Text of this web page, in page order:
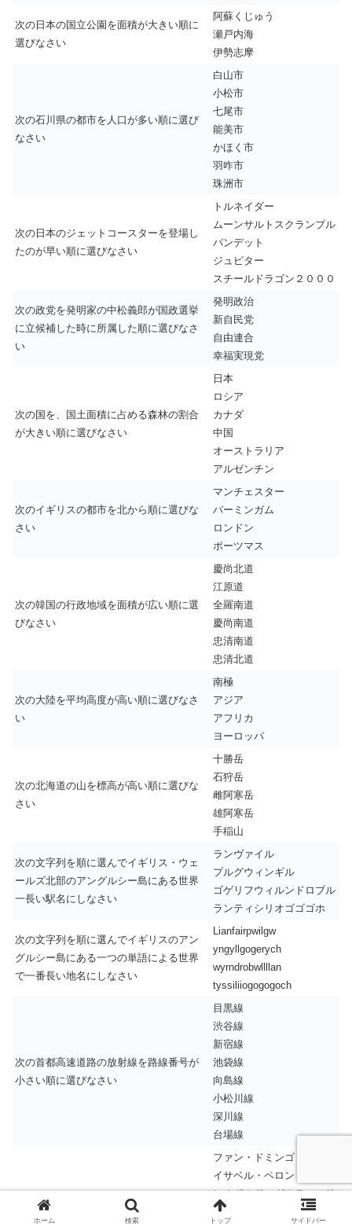
次の日本の国立公園を面積が大きい順に
選びなさい
阿蘇くじゅう
瀬戸内海
伊勢志摩
次の石川県の都市を人口が多い順に選び
なさい
白山市
小松市
七尾市
能美市
かほく市
羽咋市
珠洲市
次の日本のジェットコースターを登場し
たのが早い順に選びなさい
トルネイダー
ムーンサルトスクランブル
バンデット
ジュピター
スチールドラゴン２０００
次の政党を発明家の中松義郎が国政選挙
に立候補した時に所属した順に選びなさ
い
発明政治
新自民党
自由連合
幸福実現党
次の国を、国土面積に占める森林の割合
が大きい順に選びなさい
日本
ロシア
カナダ
中国
オーストラリア
アルゼンチン
次のイギリスの都市を北から順に選びな
さい
マンチェスター
バーミンガム
ロンドン
ポーツマス
次の韓国の行政地域を面積が広い順に選
びなさい
慶尚北道
江原道
全羅南道
慶尚南道
忠清南道
忠清北道
次の大陸を平均高度が高い順に選びなさ
い
南極
アジア
アフリカ
ヨーロッパ
次の北海道の山を標高が高い順に選びな
さい
十勝岳
石狩岳
雌阿寒岳
雄阿寒岳
手稲山
次の文字列を順に選んでイギリス・ウェ
ールズ北部のアングルシー島にある世界
一長い駅名にしなさい
ランヴァイル
プルグウィンギル
ゴゲリフウィルンドロブル
ランティシリオゴゴゴホ
次の文字列を順に選んでイギリスのアン
グルシー島にある一つの単語による世界
で一番長い地名にしなさい
Lianfairpwilgw
yngyllgogerych
wyrndrobwllllan
tyssiliiogogogoch
次の首都高速道路の放射線を路線番号が
小さい順に選びなさい
目黒線
渋谷線
新宿線
池袋線
向島線
小松川線
深川線
台場線
次の人物をアルゼンチン共和国の大統領
を務めた順に選びなさい
ファン・ドミンゴ・ペロン
イサベル・ペロン
レオポルド・ガルティエリ
カルロス・メネム
ホーム 検索 トップ サイドバー